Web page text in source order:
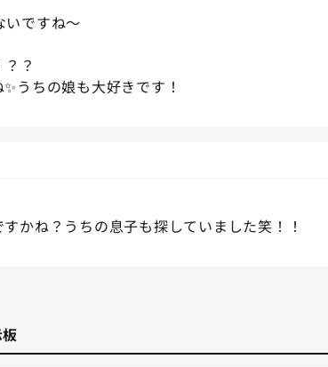
いですね〜
？
うちの娘も大好きです！
かね？うちの息子も探していました笑！！